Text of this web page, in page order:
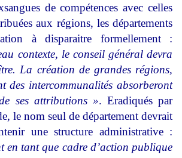
de compétences avec celles
aux régions, les départements
à disparaitre formellement :
contexte, le conseil général devra
La création de grandes régions,
des intercommunalités absorberont
ses attributions ». Eradiqués par
le nom seul de département devrait
une structure administrative :
en tant que cadre d’action publique